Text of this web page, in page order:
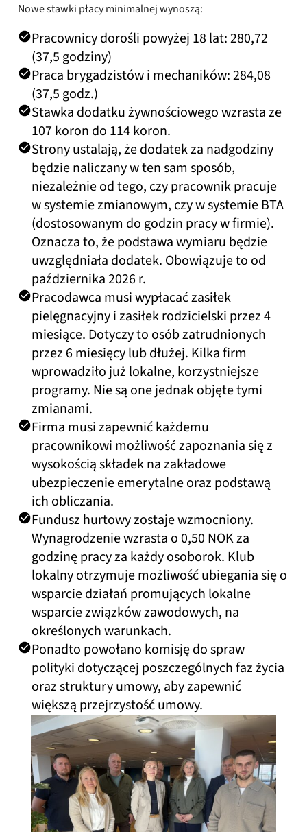
Nowe stawki płacy minimalnej wynoszą:
Pracownicy dorośli powyżej 18 lat: 280,72
(37,5 godziny)
Praca brygadzistów i mechaników: 284,08
(37,5 godz.)
Stawka dodatku żywnościowego wzrasta ze
107 koron do 114 koron.
Strony ustalają, że dodatek za nadgodziny
będzie naliczany w ten sam sposób,
niezależnie od tego, czy pracownik pracuje
w systemie zmianowym, czy w systemie BTA
(dostosowanym do godzin pracy w firmie).
Oznacza to, że podstawa wymiaru będzie
uwzględniała dodatek. Obowiązuje to od
października 2026 r.
Pracodawca musi wypłacać zasiłek
pielęgnacyjny i zasiłek rodzicielski przez 4
miesiące. Dotyczy to osób zatrudnionych
przez 6 miesięcy lub dłużej. Kilka firm
wprowadziło już lokalne, korzystniejsze
programy. Nie są one jednak objęte tymi
zmianami.
Firma musi zapewnić każdemu
pracownikowi możliwość zapoznania się z
wysokością składek na zakładowe
ubezpieczenie emerytalne oraz podstawą
ich obliczania.
Fundusz hurtowy zostaje wzmocniony.
Wynagrodzenie wzrasta o 0,50 NOK za
godzinę pracy za każdy osoborok. Klub
lokalny otrzymuje możliwość ubiegania się o
wsparcie działań promujących lokalne
wsparcie związków zawodowych, na
określonych warunkach.
Ponadto powołano komisję do spraw
polityki dotyczącej poszczególnych faz życia
oraz struktury umowy, aby zapewnić
większą przejrzystość umowy.